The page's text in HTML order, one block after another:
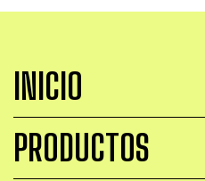
INICIO
PRODUCTOS